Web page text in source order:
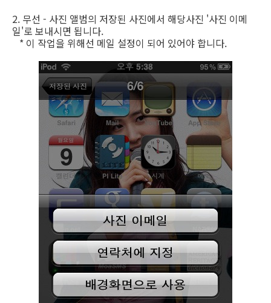
2. 무선 - 사진 앨범의 저장된 사진에서 해당사진 '사진 이메
일'로 보내시면 됩니다.
* 이 작업을 위해선 메일 설정이 되어 있어야 합니다.